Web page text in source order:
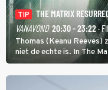
TIP
THE MATRIX
VANAVOND 20:30 - 23:22·
Thomas (Keanu Reeves)
niet de echte is. In The
proberen uit deze